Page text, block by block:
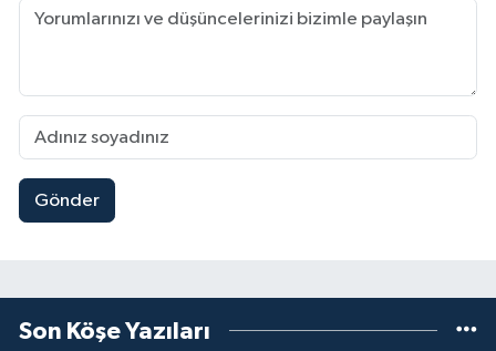
Gönder
Son Köşe Yazıları